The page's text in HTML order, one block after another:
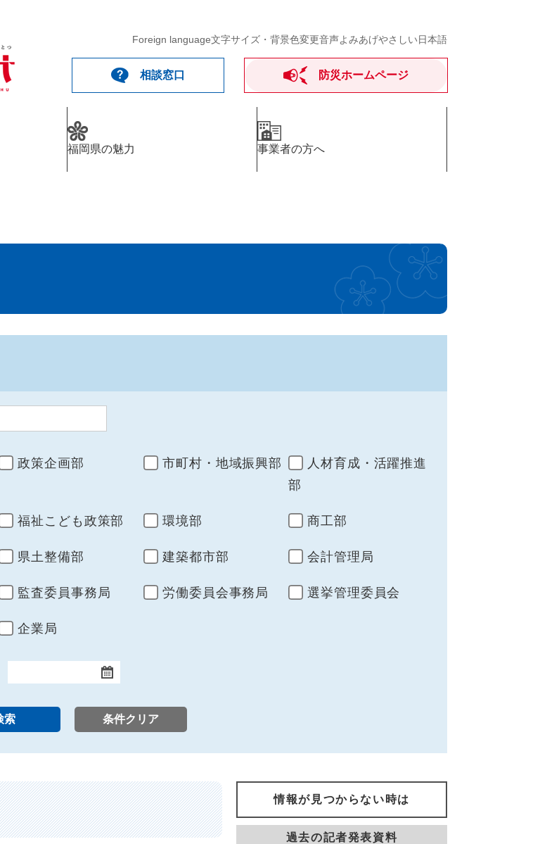
Foreign language文字サイズ・背景色変更音声よみあげやさしい日本語
相談窓口 防災ホームページ
福岡県の魅力 事業者の方へ
政策企画部 市町村・地域振興部
人材育成・活躍推進
部
福祉こども政策部 環境部 商工部
県土整備部 建築都市部 会計管理局
監査委員事務局 労働委員会事務局 選挙管理委員会
企業局
終了日
情報が見つからない時は
過去の記者発表資料